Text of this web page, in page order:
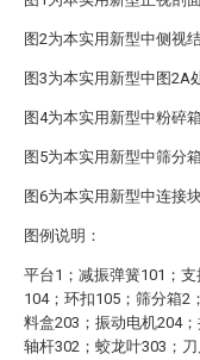
图2为本实用新型中侧视
图3为本实用新型中图2A
图4为本实用新型中粉碎
图5为本实用新型中筛分
图6为本实用新型中连接
图例说明：
平台1；减振弹簧101；
104；环扣105；筛分箱2
料盒203；振动电机204
轴杆302；蛟龙叶303；